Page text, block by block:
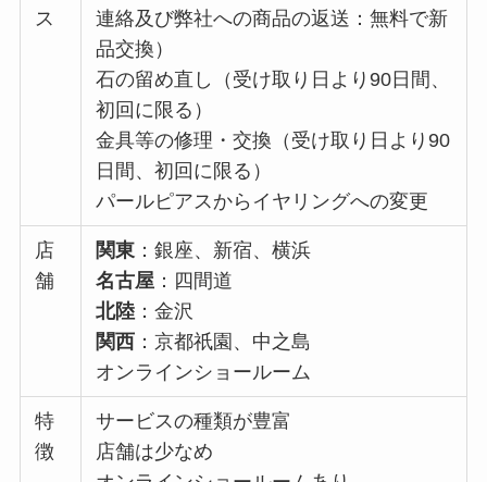
ス
連絡及び弊社への商品の返送：無料で新
品交換）
石の留め直し（受け取り日より90日間、
初回に限る）
金具等の修理・交換（受け取り日より90
日間、初回に限る）
パールピアスからイヤリングへの変更
店
舗
関東 ：銀座、新宿、横浜
名古屋 ：四間道
北陸 ：金沢
関西 ：京都祇園、中之島
オンラインショールーム
特
徴
サービスの種類が豊富
店舗は少なめ